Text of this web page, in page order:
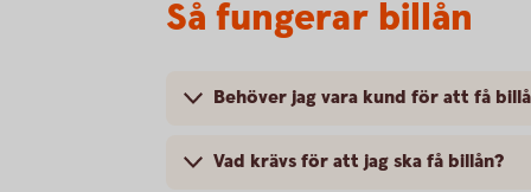
Så fungerar billån
Behöver jag vara kund för att få
Vad krävs för att jag ska få billån?